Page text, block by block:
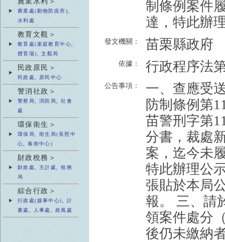
農業處(動物防疫所),
水利處
教育文觀＞
教育處(家庭教育中心,
體育場), 文觀局
民政原民＞
民政處, 原民中心
警消社政＞
警察局, 消防局, 社會
處
環保衛生＞
環保局, 衛生局(長照中
心, 毒衛中心)
財政稅務＞
財政處, 主計處, 稅務
局
綜合行政＞
行政處(媒事中心), 計
畫處, 人事處, 政風處
制條例案件
達，特此辦
發文機關： 苗栗縣政府
依據： 行政程序法
公告事項：
一、查應受
防制條例第
苗警刑字第
分書，裁處
案，迄今未
特此辦理公
張貼於本局
報。 三、請
領案件處分
後仍未繳納